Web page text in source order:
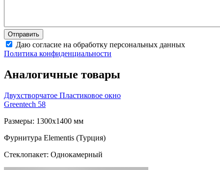
Даю согласие на обработку персональных данных
Политика конфиденциальности
Аналогичные товары
Двухстворчатое Пластиковое окно
Greentech 58
Размеры: 1300x1400 мм
Фурнитура Elementis (Турция)
Стеклопакет: Однокамерный